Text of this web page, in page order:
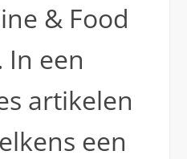
& Food
In een
artikelen
een